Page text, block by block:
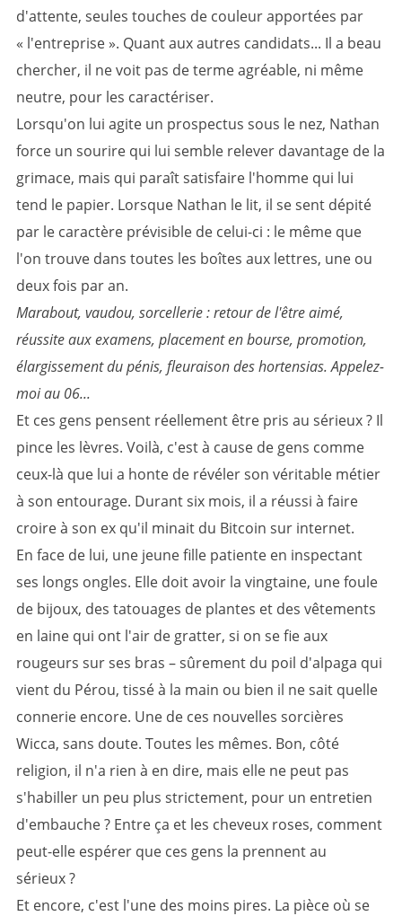
d'attente, seules touches de couleur apportées par
« l'entreprise ». Quant aux autres candidats... Il a beau
chercher, il ne voit pas de terme agréable, ni même
neutre, pour les caractériser.
Lorsqu'on lui agite un prospectus sous le nez, Nathan
force un sourire qui lui semble relever davantage de la
grimace, mais qui paraît satisfaire l'homme qui lui
tend le papier. Lorsque Nathan le lit, il se sent dépité
par le caractère prévisible de celui-ci : le même que
l'on trouve dans toutes les boîtes aux lettres, une ou
deux fois par an.
Marabout, vaudou, sorcellerie : retour de l'être aimé,
réussite aux examens, placement en bourse, promotion,
élargissement du pénis, fleuraison des hortensias. Appelez-
moi au 06...
Et ces gens pensent réellement être pris au sérieux ? Il
pince les lèvres. Voilà, c'est à cause de gens comme
ceux-là que lui a honte de révéler son véritable métier
à son entourage. Durant six mois, il a réussi à faire
croire à son ex qu'il minait du Bitcoin sur internet.
En face de lui, une jeune fille patiente en inspectant
ses longs ongles. Elle doit avoir la vingtaine, une foule
de bijoux, des tatouages de plantes et des vêtements
en laine qui ont l'air de gratter, si on se fie aux
rougeurs sur ses bras – sûrement du poil d'alpaga qui
vient du Pérou, tissé à la main ou bien il ne sait quelle
connerie encore. Une de ces nouvelles sorcières
Wicca, sans doute. Toutes les mêmes. Bon, côté
religion, il n'a rien à en dire, mais elle ne peut pas
s'habiller un peu plus strictement, pour un entretien
d'embauche ? Entre ça et les cheveux roses, comment
peut-elle espérer que ces gens la prennent au
sérieux ?
Et encore, c'est l'une des moins pires. La pièce où se